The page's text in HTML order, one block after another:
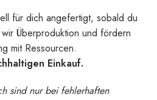
für dich angefertigt, sobald du
Überproduktion und fördern
mit Ressourcen.
Einkauf.
sind nur bei fehlerhaften